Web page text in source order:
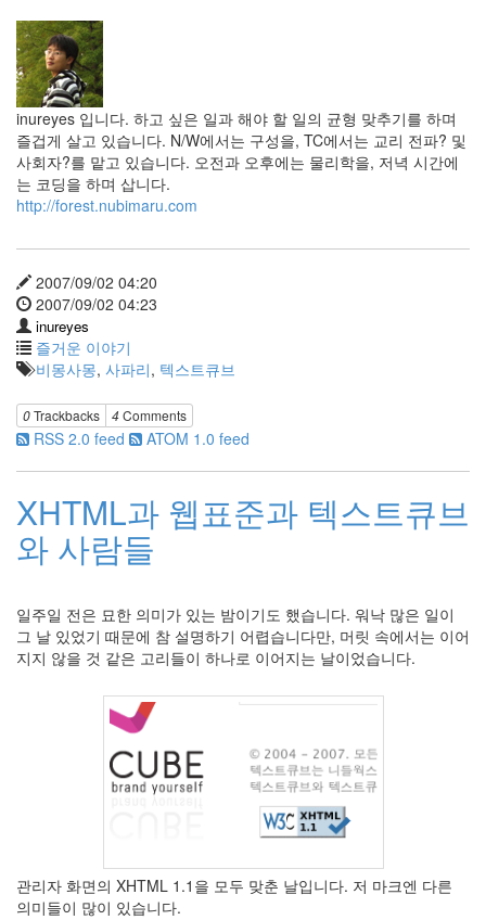
inureyes 입니다. 하고 싶은 일과 해야 할 일의 균형 맞추기를 하며
즐겁게 살고 있습니다. N/W에서는 구성을, TC에서는 교리 전파? 및
사회자?를 맡고 있습니다. 오전과 오후에는 물리학을, 저녁 시간에
는 코딩을 하며 삽니다.
http://forest.nubimaru.com
2007/09/02 04:20
2007/09/02 04:23
inureyes
즐거운 이야기
비몽사몽, 사파리, 텍스트큐브
0Trackbacks 4Comments
RSS 2.0 feed ATOM 1.0 feed
XHTML과 웹표준과 텍스트큐브
와 사람들
일주일 전은 묘한 의미가 있는 밤이기도 했습니다. 워낙 많은 일이
그 날 있었기 때문에 참 설명하기 어렵습니다만, 머릿 속에서는 이어
지지 않을 것 같은 고리들이 하나로 이어지는 날이었습니다.
관리자 화면의 XHTML 1.1을 모두 맞춘 날입니다. 저 마크엔 다른
의미들이 많이 있습니다.